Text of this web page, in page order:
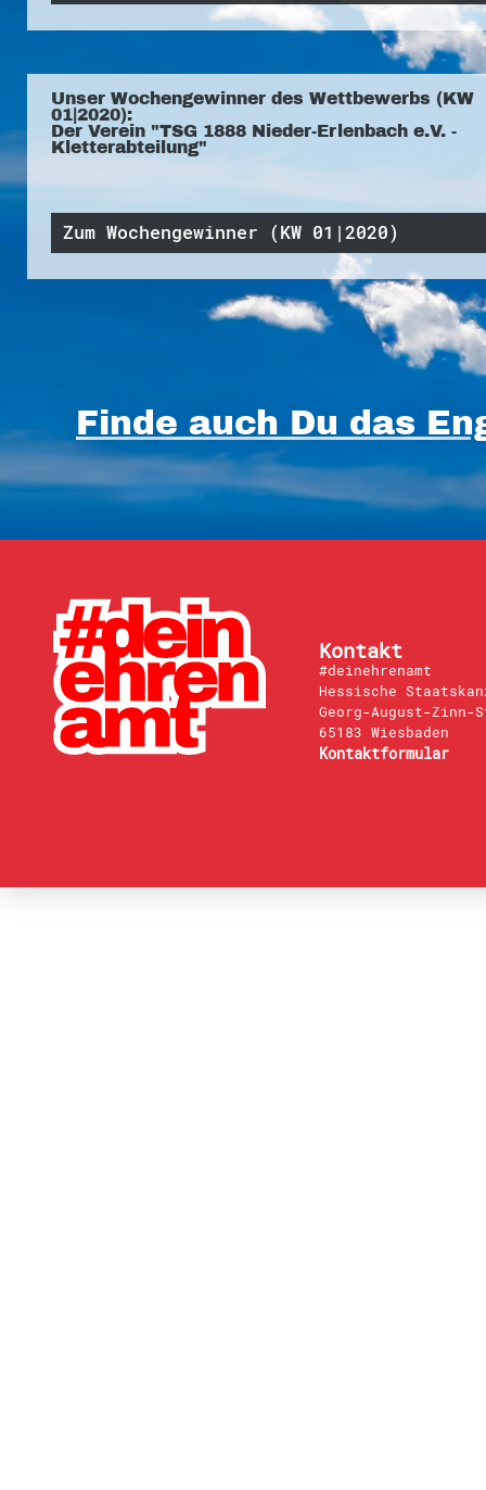
Unser Wochengewinner des Wettbewerbs (KW
01|2020):
Der Verein "TSG 1888 Nieder-Erlenbach e.V. -
Kletterabteilung"
Zum Wochengewinner (KW 01|2020)
Finde auch Du das
Kontakt
#deinehrenamt
Hessische
Georg-August-Zinn-
65183 Wiesbaden
Kontaktformular